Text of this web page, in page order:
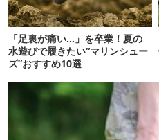
「足裏が痛い…」を卒業！夏の
水遊びで履きたい“マリンシュー
ズ”おすすめ10選